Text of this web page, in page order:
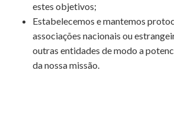
estes objetivos;
Estabelecemos e mantemos
associações nacionais ou
outras entidades de modo a
da nossa missão.